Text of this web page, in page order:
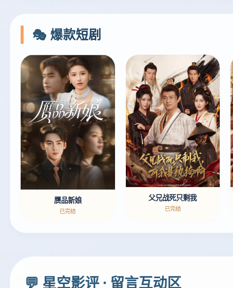
🎭 爆款短剧
赝品新娘
已完结
父兄战死只剩我
已完结
💬 星空影评 · 留言互动区